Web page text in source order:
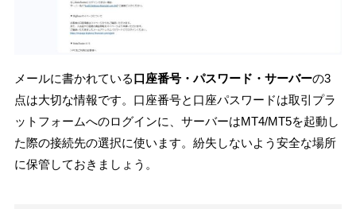
メールに書かれている口座番号・パスワード・サーバーの3
点は大切な情報です。口座番号と口座パスワードは取引プラ
ットフォームへのログインに、サーバーはMT4/MT5を起動し
た際の接続先の選択に使います。紛失しないよう安全な場所
に保管しておきましょう。